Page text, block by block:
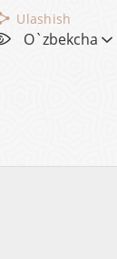
O`zbekcha
Ulashish